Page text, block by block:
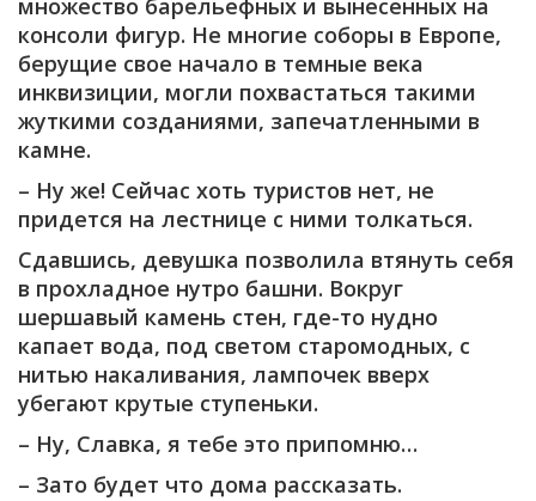
множество барельефных и вынесенных на
консоли фигур. Не многие соборы в Европе,
берущие свое начало в темные века
инквизиции, могли похвастаться такими
жуткими созданиями, запечатленными в
камне.
– Ну же! Сейчас хоть туристов нет, не
придется на лестнице с ними толкаться.
Сдавшись, девушка позволила втянуть себя
в прохладное нутро башни. Вокруг
шершавый камень стен, где-то нудно
капает вода, под светом старомодных, с
нитью накаливания, лампочек вверх
убегают крутые ступеньки.
– Ну, Славка, я тебе это припомню…
– Зато будет что дома рассказать.